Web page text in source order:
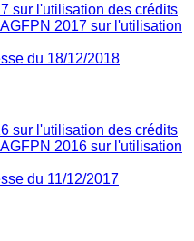
sur l'utilisation des crédits
2017 sur l'utilisation
du 18/12/2018
sur l'utilisation des crédits
2016 sur l'utilisation
du 11/12/2017